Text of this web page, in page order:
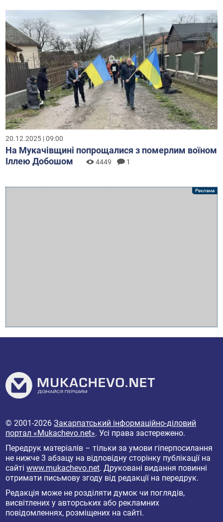
20.12.2025 | 09:00
На Мукачівщині попрощалися з померлим воїном
Іллею Добошом
4449 1
© 2001-2026Закарпатський інформаційно-діловий
портал «Mukachevo.net». Усі права застережено.
Передрук матеріалів – тільки за умови гіперпосилання
не нижче 3 абзацу на відповідну сторінку публікації на
сайтіwww.mukachevo.net. Друковані видання повинні
отримати письмову згоду від редакції на передрук.
Редакція може не розділяти думок чи поглядів,
висвітлених у авторських або рекламних
повідомленнях, розміщених на сайті.